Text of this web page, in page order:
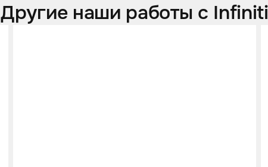
Другие наши работы с Infiniti